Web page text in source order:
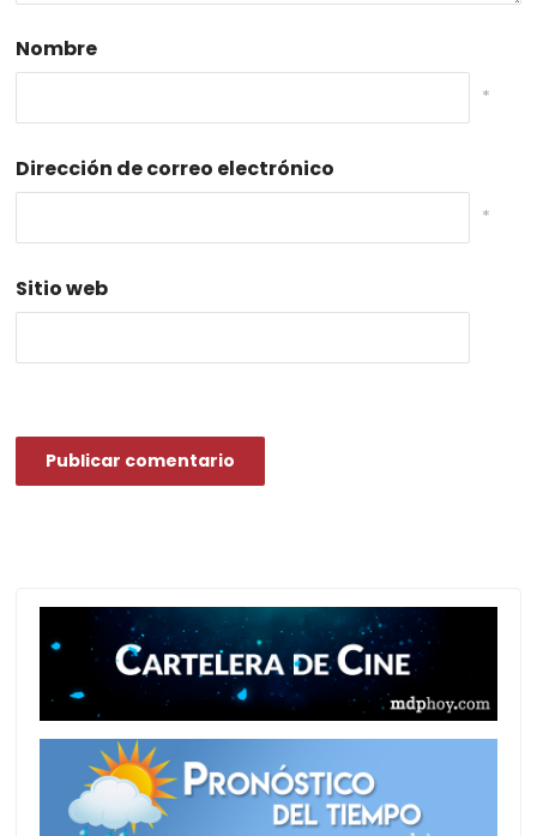
Nombre
*
Dirección de correo electrónico
*
Sitio web